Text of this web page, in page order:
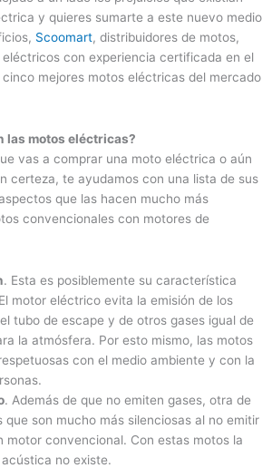
y quieres sumarte a este nuevo medio
Scoomart, distribuidores de motos,
con experiencia certificada en el
mejores motos eléctricas del mercado
las motos eléctricas?
vas a comprar una moto eléctrica o aún
certeza, te ayudamos con una lista de sus
que las hacen mucho más
convencionales con motores de
. Esta es posiblemente su característica
motor eléctrico evita la emisión de los
tubo de escape y de otros gases igual de
la atmósfera. Por esto mismo, las motos
con el medio ambiente y con la
. Además de que no emiten gases, otra de
que son mucho más silenciosas al no emitir
motor convencional. Con estas motos la
no existe.